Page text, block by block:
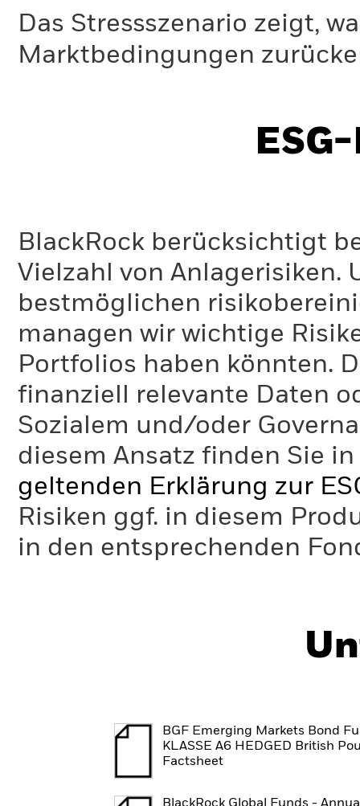
Das Stressszenario zeigt,
Marktbedingungen
BlackRock berücksichtigt
Vielzahl von Anlagerisiken.
bestmöglichen
managen wir wichtige
Portfolios haben könnten.
finanziell relevante Daten
Sozialem und/oder
diesem Ansatz finden Sie
geltenden Erklärung zur
Risiken ggf. in diesem
in den entsprechenden
BGF Emerging Markets Bond
KLASSE A6 HEDGED British
Factsheet